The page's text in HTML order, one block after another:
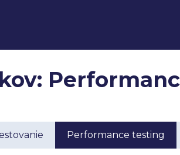
Performance testing